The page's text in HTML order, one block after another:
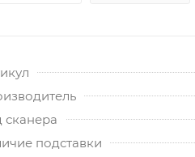
сканера
подставки